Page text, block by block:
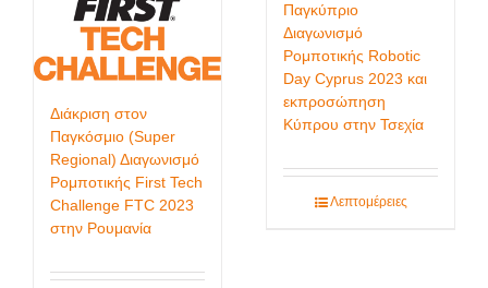
Διάκριση στον
Παγκόσμιο (Super
Regional) Διαγωνισμό
Ρομποτικής First Tech
Challenge FTC 2023
στην Ρουμανία
Παγκύπριο
Διαγωνισμό
Ρομποτικής Robotic
Day Cyprus 2023 και
εκπροσώπηση
Κύπρου στην Τσεχία
Λεπτομέρειες